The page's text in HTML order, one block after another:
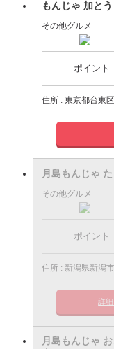
もんじゃ 加と
その他グルメ
ポイント
住所 : 東京都台東
月島もんじゃ
その他グルメ
ポイント
住所 : 新潟県新潟
詳
月島もんじゃ